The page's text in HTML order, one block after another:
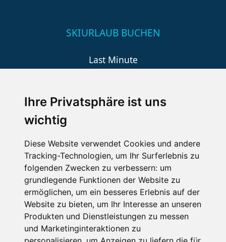
Ihre Privatsphäre ist uns
wichtig
Diese Website verwendet Cookies und andere
Tracking-Technologien, um Ihr Surferlebnis zu
folgenden Zwecken zu verbessern: um
grundlegende Funktionen der Website zu
ermöglichen, um ein besseres Erlebnis auf der
Website zu bieten, um Ihr Interesse an unseren
Produkten und Dienstleistungen zu messen
und Marketinginteraktionen zu
SKIURLAUB BUCHEN
Last Minute
Wellness
SCHNEEHÖHEN SKI APP
Die Schneehoehen Ski APP für iOS und Android - Ein
Muss für alle Wintersportler und Schneefreaks!